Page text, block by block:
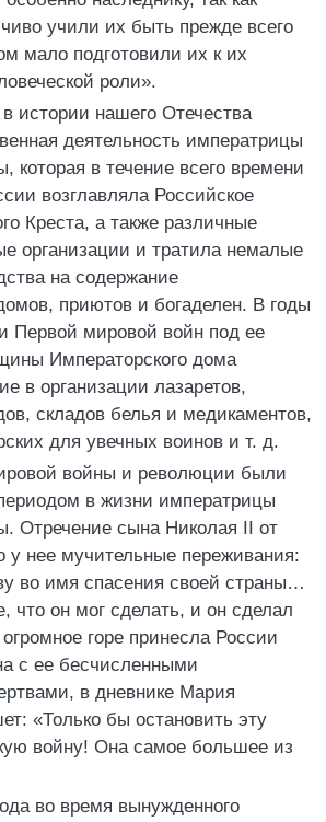
учили их быть прежде всего
мало подготовили их к их
роли».
истории нашего Отечества
деятельность императрицы
которая в течение всего времени
возглавляла Российское
Креста, а также различные
организации и тратила немалые
на содержание
приютов и богаделен. В годы
Первой мировой войн под ее
Императорского дома
в организации лазаретов,
складов белья и медикаментов,
для увечных воинов и т. д.
войны и революции были
в жизни императрицы
Отречение сына Николая II от
у нее мучительные переживания:
во имя спасения своей страны…
что он мог сделать, и он сделал
горе принесла России
с ее бесчисленными
в дневнике Мария
«Только бы остановить эту
войну! Она самое большее из
во время вынужденного